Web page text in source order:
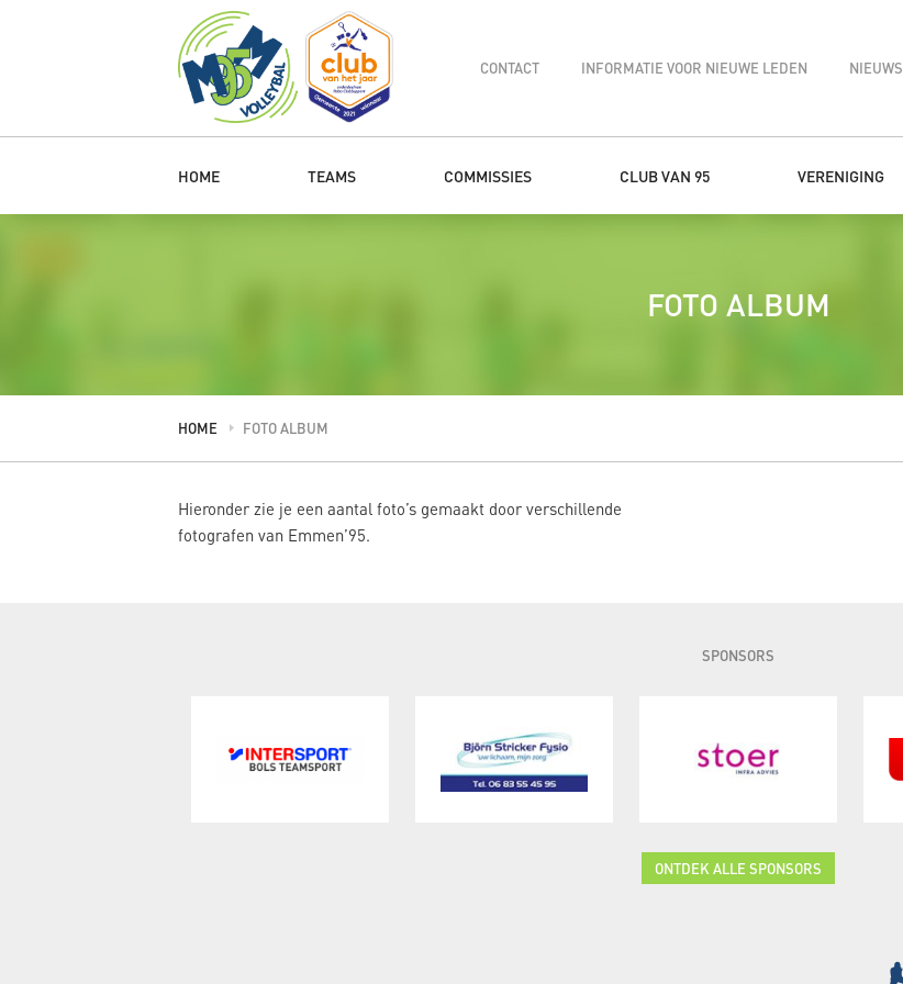
CONTACT INFORMATIE VOOR NIEUWE LEDEN NIEUWS
HOME TEAMS COMMISSIES CLUB VAN 95 VERENIGING
FOTO ALBUM
HOME FOTO ALBUM
Hieronder zie je een aantal foto’s gemaakt door verschillende
fotografen van Emmen’95.
SPONSORS
ONTDEK ALLE SPONSORS